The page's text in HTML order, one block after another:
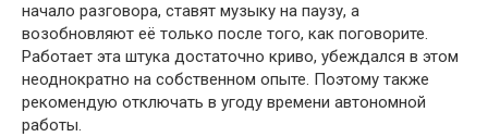
начало разговора, ставят музыку на паузу, а
возобновляют её только после того, как поговорите.
Работает эта штука достаточно криво, убеждался в этом
неоднократно на собственном опыте. Поэтому также
рекомендую отключать в угоду времени автономной
работы.